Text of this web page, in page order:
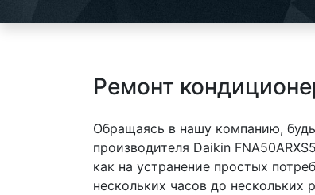
Ремонт
Обращаясь в нашу компанию,
производителя Daikin
как на устранение простых
нескольких часов до